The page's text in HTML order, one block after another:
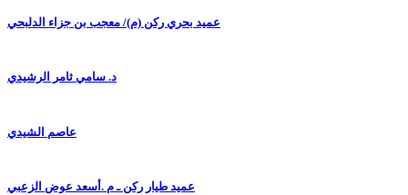
عميد بحري ركن (م)/ معجب بن جزاء الدلبحي
د. سامي ثامر الرشيدي
عاصم الشيدي
عميد طيار ركن ـ م .أسعد عوض الزعبي